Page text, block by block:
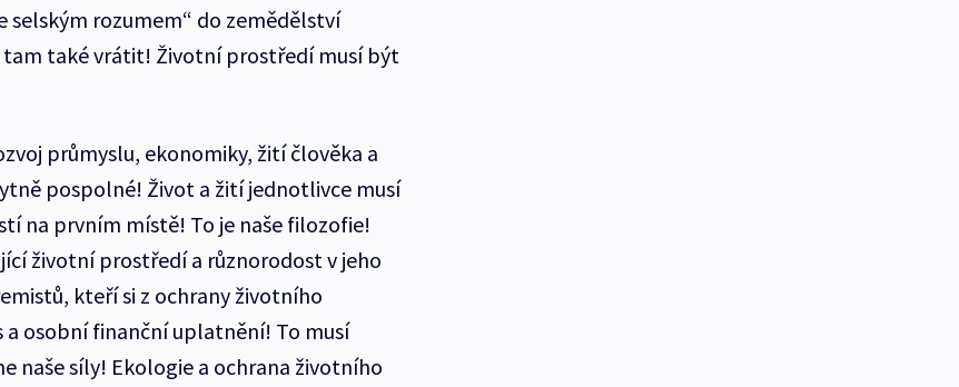
rozumem“ do zemědělství
také vrátit! Životní prostředí musí být
průmyslu, ekonomiky, žití člověka a
pospolné! Život a žití jednotlivce musí
na prvním místě! To je naše filozofie!
životní prostředí a různorodost v jeho
kteří si z ochrany životního
osobní finanční uplatnění! To musí
naše síly! Ekologie a ochrana životního